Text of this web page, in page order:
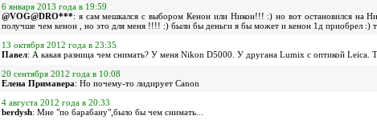
6 января 2013 года в 19:59
@VOG@DRO***: я сам мешкался с выбором Кенон или Никон!!! :) но вот остановился на
получше чем кенон , но это для меня !!!! :) были бы деньги я бы может и кенон 1д приобрел :)
13 октября 2012 года в 23:35
Павел: А какая разница чем снимать? У меня Nikon D5000. У другана Lumix с оптикой
20 сентября 2012 года в 10:08
Елена Примавера: Но почему-то лидирует Canon
4 августа 2012 года в 20:33
berdysh: Мне "по барабану",было бы чем снимать...